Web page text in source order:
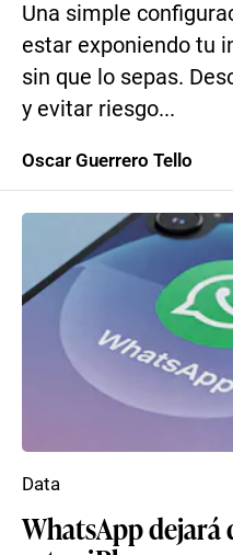
Una simple
estar exponiendo tu
sin que lo sepas.
y evitar riesgo...
Oscar Guerrero Tello
WhatsApp dejará
Data